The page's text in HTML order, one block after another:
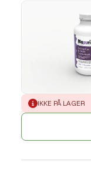
ERROR:
IKKE PÅ LAGER